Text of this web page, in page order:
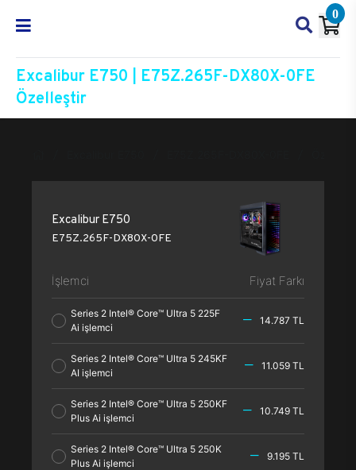
0
Excalibur E750 | E75Z.265F-DX80X-0FE
Özelleştir
Excalibur E750
E75Z.265F-DX80X-0FE
İşlemci Fiyat Farkı
Series 2 Intel® Core™ Ultra 5 225F
Ai işlemci
14.787 TL
Series 2 Intel® Core™ Ultra 5 245KF
AI işlemci
11.059 TL
Series 2 Intel® Core™ Ultra 5 250KF
Plus Ai işlemci
10.749 TL
Series 2 Intel® Core™ Ultra 5 250K
Plus Ai işlemci
9.195 TL